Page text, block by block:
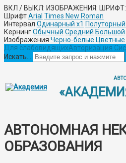
ВКЛ / ВЫКЛ: ИЗОБРАЖЕНИЯ: ШРИФТ:
ШрифтArial Times New Roman
Интервал Одинарный х1 Полуторный
КернингОбычный Средний Большой
Изображения Черно-белые Цветные
Для слабовидящихАвторизация
Искать...
АВТОНОМНАЯ
ОБРАЗОВАНИЯ